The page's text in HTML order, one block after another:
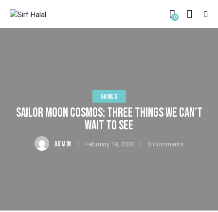
0
GAMES
SAILOR MOON COSMOS: THREE THINGS WE CAN’T
WAIT TO SEE
ADMIN February 18, 2020 0 Comments